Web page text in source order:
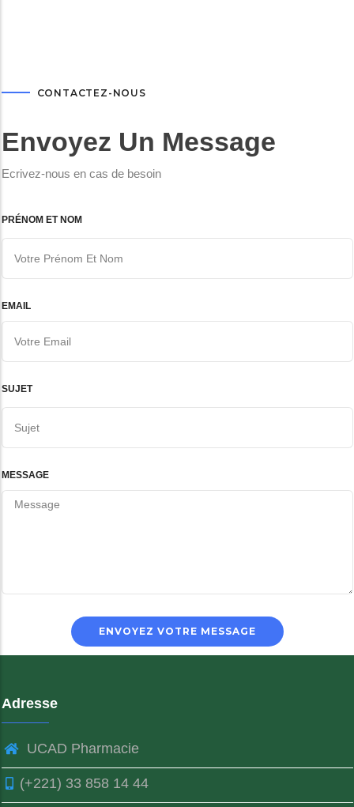
CONTACTEZ-NOUS
Envoyez Un Message
Ecrivez-nous en cas de besoin
PRÉNOM ET NOM
EMAIL
SUJET
MESSAGE
Adresse
UCAD Pharmacie
(+221) 33 858 14 44